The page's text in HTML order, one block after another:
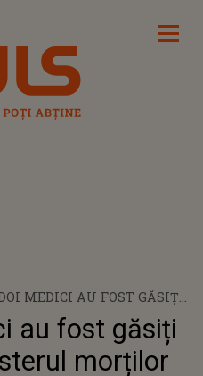
MEDICI AU FOST GĂSIȚI
VIAȚĂ. MISTERUL
SUBITE DIN SPITALE
CE S-A
PÂNĂ ACUM
au fost găsiți
morților